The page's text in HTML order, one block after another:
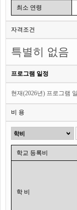
최소 연령
자격조건
특별히 없음
프로그램 일정
현재(2026년) 프로그램
비 용
학교 등록비
학 비